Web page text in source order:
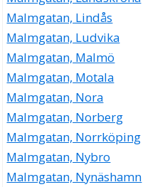
Malmgatan, Lindås
Malmgatan, Ludvika
Malmgatan, Malmö
Malmgatan, Motala
Malmgatan, Nora
Malmgatan, Norberg
Malmgatan, Norrköping
Malmgatan, Nybro
Malmgatan, Nynäshamn